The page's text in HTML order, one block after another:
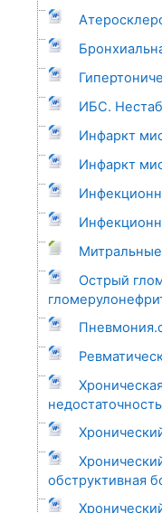
ИБС.
Инфаркт
Инфаркт
Острый
обструктивная